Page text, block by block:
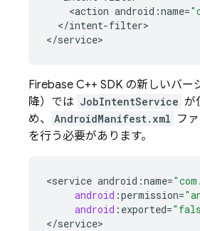
<action android :name=
</intent-filter>
</service>
Firebase C++ SDK の新しいバー
降）では JobIntentService が
め、
AndroidManifest.xml フ
を行う必要があります。
<service android :name=
android :permission=
android : exported=
</service>